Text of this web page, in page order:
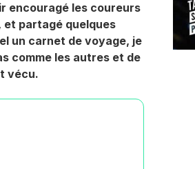
encouragé les coureurs
et partagé quelques
un carnet de voyage, je
comme les autres et de
vécu.